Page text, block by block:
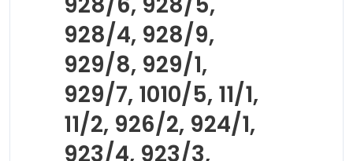
928/4, 928/9,
929/8, 929/1,
929/7, 1010/5, 11/1,
11/2, 926/2, 924/1,
923/4, 923/3,